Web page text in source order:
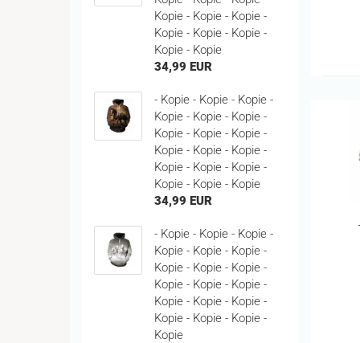
Kopie - Kopie - Kopie -
Kopie - Kopie - Kopie -
Kopie - Kopie
34,99 EUR
- Kopie - Kopie - Kopie -
Kopie - Kopie - Kopie -
Kopie - Kopie - Kopie -
Kopie - Kopie - Kopie -
Kopie - Kopie - Kopie -
Kopie - Kopie - Kopie
34,99 EUR
- Kopie - Kopie - Kopie -
Kopie - Kopie - Kopie -
Kopie - Kopie - Kopie -
Kopie - Kopie - Kopie -
Kopie - Kopie - Kopie -
Kopie - Kopie - Kopie -
Kopie